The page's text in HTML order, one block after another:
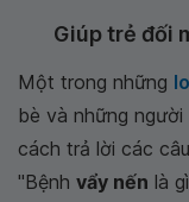
Giúp trẻ đối
Một trong những
bè và những
cách trả lời các
"Bệnh vẩy nến là